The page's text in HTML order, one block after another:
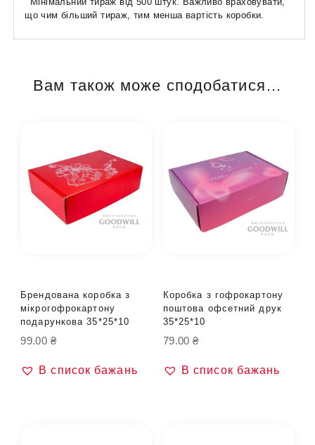
що чим більший тираж, тим менша вартість коробки.
Вам також може сподобатися…
Брендована коробка з
мікрогофрокартону
подарункова 35*25*10
99.00 ₴
В список бажань
Коробка з гофрокартону
поштова офсетний друк
35*25*10
79.00₴
В список бажань